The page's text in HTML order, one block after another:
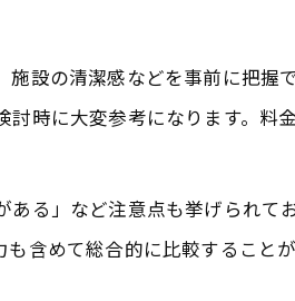
コミ満足度を紹介
パと仕上がりの差
定額洗い放題の魅力
口コミで解説
設の清潔感などを事前に把握
時に大変参考になります。料
る」など注意点も挙げられて
含めて総合的に比較すること